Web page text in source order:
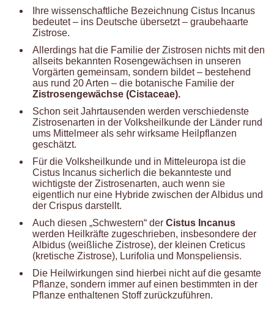
Ihre wissenschaftliche Bezeichnung Cistus Incanus
bedeutet – ins Deutsche übersetzt – graubehaarte
Zistrose.
Allerdings hat die Familie der Zistrosen nichts mit den
allseits bekannten Rosengewächsen in unseren
Vorgärten gemeinsam, sondern bildet – bestehend
aus rund 20 Arten – die botanische Familie der
Zistrosengewächse (Cistaceae).
Schon seit Jahrtausenden werden verschiedenste
Zistrosenarten in der Volksheilkunde der Länder rund
ums Mittelmeer als sehr wirksame Heilpflanzen
geschätzt.
Für die Volksheilkunde und in Mitteleuropa ist die
Cistus Incanus sicherlich die bekannteste und
wichtigste der Zistrosenarten, auch wenn sie
eigentlich nur eine Hybride zwischen der Albidus und
der Crispus darstellt.
Auch diesen „Schwestern“ der Cistus Incanus
werden Heilkräfte zugeschrieben, insbesondere der
Albidus (weißliche Zistrose), der kleinen Creticus
(kretische Zistrose), Lurifolia und Monspeliensis.
Die Heilwirkungen sind hierbei nicht auf die gesamte
Pflanze, sondern immer auf einen bestimmten in der
Pflanze enthaltenen Stoff zurückzuführen.